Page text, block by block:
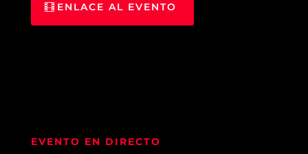
ENLACE AL EVENTO
EVENTO EN DIRECTO